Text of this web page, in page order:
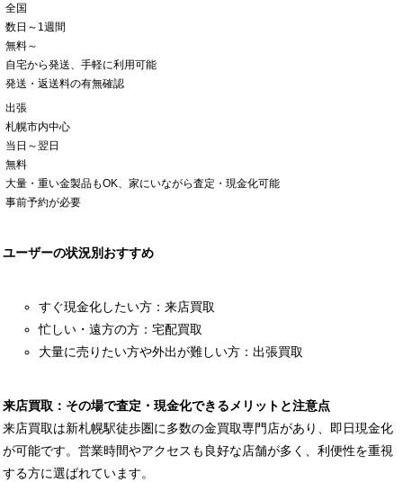
全国
数日～1週間
無料～
自宅から発送、手軽に利用可能
発送・返送料の有無確認
出張
札幌市内中心
当日～翌日
無料
大量・重い金製品もOK、家にいながら査定・現金化可能
事前予約が必要
ユーザーの状況別おすすめ
すぐ現金化したい方：来店買取
忙しい・遠方の方：宅配買取
大量に売りたい方や外出が難しい方：出張買取
来店買取：その場で査定・現金化できるメリットと注意点
来店買取は新札幌駅徒歩圏に多数の金買取専門店があり、即日現金化
が可能です。営業時間やアクセスも良好な店舗が多く、利便性を重視
する方に選ばれています。